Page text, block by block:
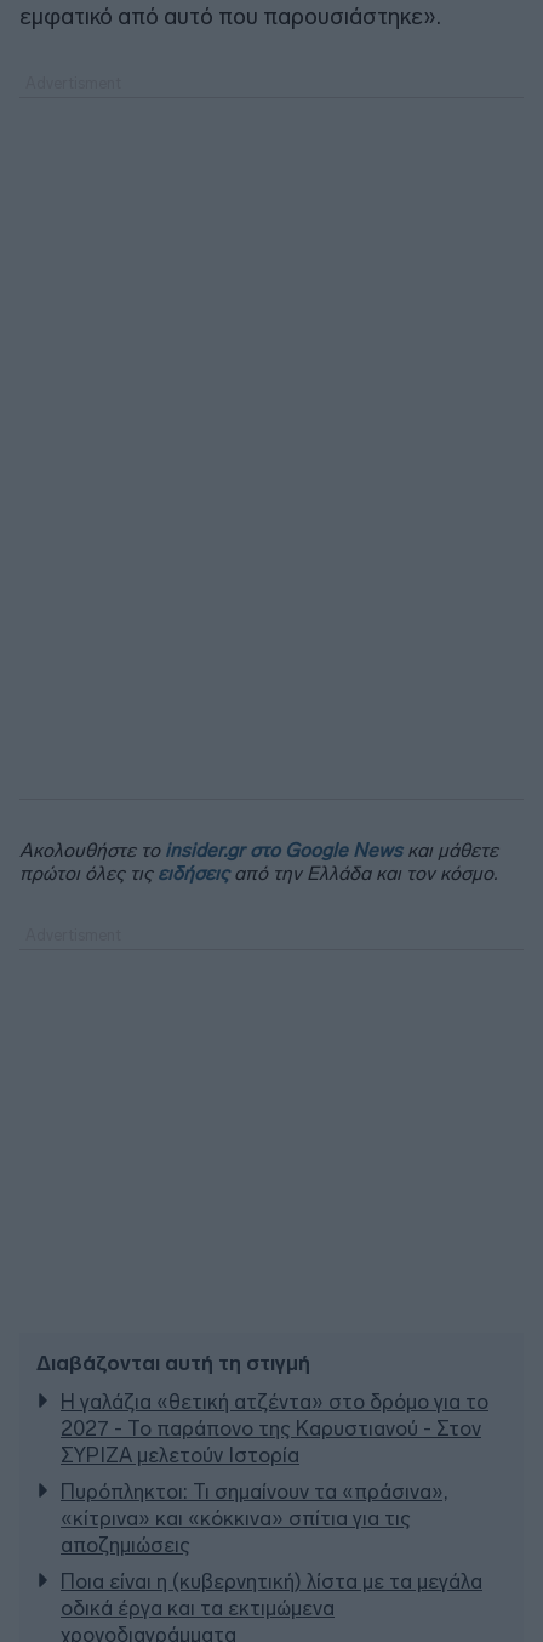
εμφατικό από αυτό που παρουσιάστηκε».
Ακολουθήστε το insider.gr στο Google Newsκαι μάθετε
πρώτοι όλες τις ειδήσειςαπό την Ελλάδα και τον κόσμο.
Διαβάζονται αυτή τη στιγμή
Η γαλάζια «θετική ατζέντα» στο δρόμο για το
2027 - Το παράπονο της Καρυστιανού - Στον
ΣΥΡΙΖΑ μελετούν Ιστορία
Πυρόπληκτοι: Τι σημαίνουν τα «πράσινα»,
«κίτρινα» και «κόκκινα» σπίτια για τις
αποζημιώσεις
Ποια είναι η (κυβερνητική) λίστα με τα μεγάλα
οδικά έργα και τα εκτιμώμενα
χρονοδιαγράμματα